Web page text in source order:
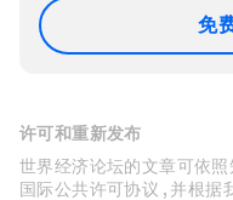
免
许可和重新发布
世界经济论坛的文章可依
国际公共许可协议 , 并根据